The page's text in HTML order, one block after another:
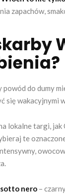
zapachów,
do dumy
się wakacyjnymi
lokalne targi, jak
te
nero –